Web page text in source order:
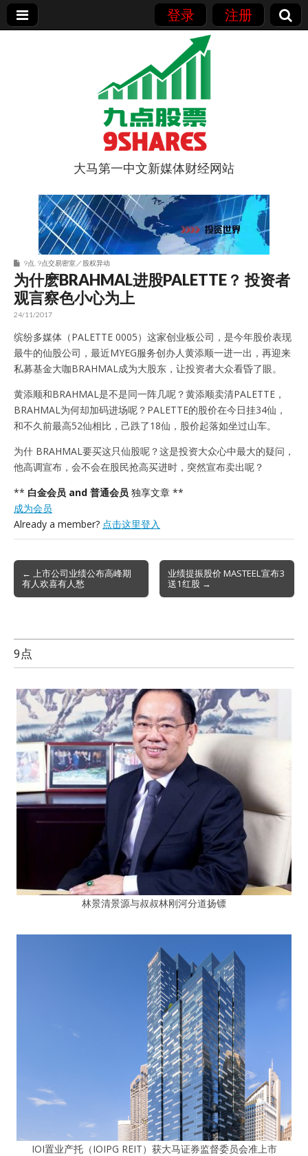
登录 注册
9点股票
大马第一中文新媒体财经网站
9点 9点交易密室／股权异动
为什麽BRAHMAL进股PALETTE？ 投资者
观言察色小心为上
24/11/2017
缤纷多媒体（PALETTE 0005）这家创业板公司，是今年股价表现
最牛的仙股公司，最近MYEG服务创办人黄添顺一进一出，再迎来
私募基金大咖BRAHMAL成为大股东，让投资者大众看昏了眼。
黄添顺和BRAHMAL是不是同一阵几呢？黄添顺卖清PALETTE，
BRAHMAL为何却加码进场呢？PALETTE的股价在今日挂34仙，
和不久前最高52仙相比，己跌了18仙，股价起落如坐过山车。
为什 BRAHMAL要买这只仙股呢？这是投资大众心中最大的疑问，
他高调宣布，会不会在股民抢高买进时，突然宣布卖出呢？
** 白金会员 and 普通会员 独享文章 **
成为会员
Already a member? 点击这里登入
navigation
← 上市公司业绩公布高峰期
有人欢喜有人愁
业绩提振股价 MASTEEL宣布3
送1红股 →
9点
林景清景源与叔叔林刚河分道扬镖
IOI置业产托（IOIPG REIT）获大马证券监督委员会准上市